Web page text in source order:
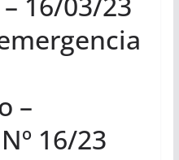
–
16/23